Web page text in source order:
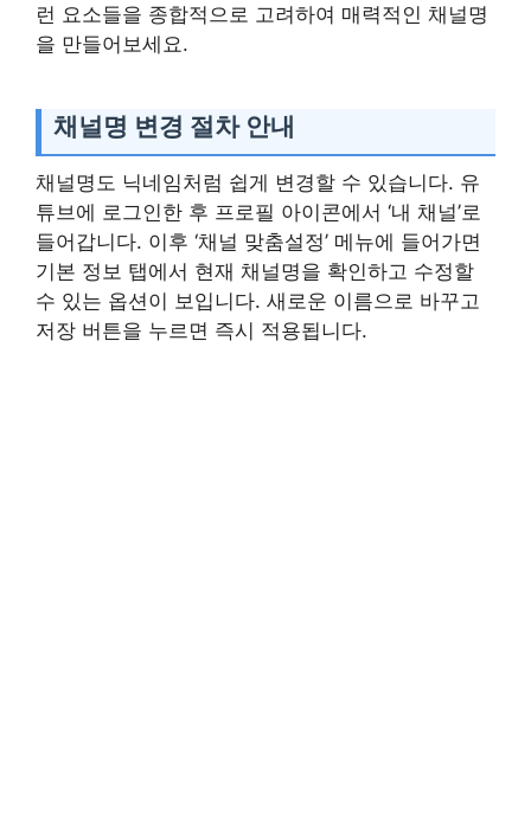
런 요소들을 종합적으로 고려하여 매력적인 채널명
을 만들어보세요.
채널명 변경 절차 안내
채널명도 닉네임처럼 쉽게 변경할 수 있습니다. 유
튜브에 로그인한 후 프로필 아이콘에서 ‘내 채널’로
들어갑니다. 이후 ‘채널 맞춤설정’ 메뉴에 들어가면
기본 정보 탭에서 현재 채널명을 확인하고 수정할
수 있는 옵션이 보입니다. 새로운 이름으로 바꾸고
저장 버튼을 누르면 즉시 적용됩니다.